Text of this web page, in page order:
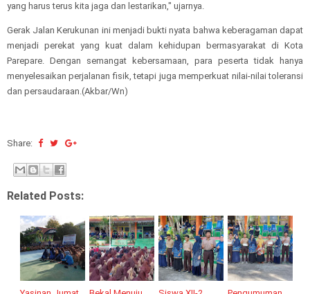
yang harus terus kita jaga dan lestarikan," ujarnya.
Gerak Jalan Kerukunan ini menjadi bukti nyata bahwa keberagaman dapat
menjadi perekat yang kuat dalam kehidupan bermasyarakat di Kota
Parepare. Dengan semangat kebersamaan, para peserta tidak hanya
menyelesaikan perjalanan fisik, tetapi juga memperkuat nilai-nilai toleransi
dan persaudaraan.(Akbar/Wn)
Share:
Related Posts: